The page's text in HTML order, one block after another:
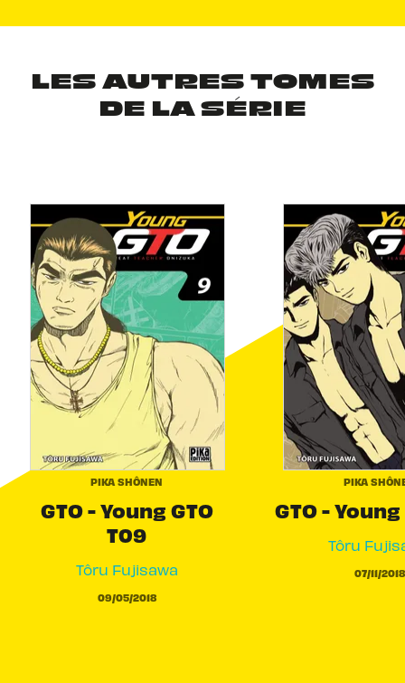
LES AUTRES TOMES
DE LA SÉRIE
PIKA SHÔNEN
GTO - Young GTO
T09
Tôru Fujisawa
09/05/2018
PIKA
GTO - Young
Tôru
07/11/2018